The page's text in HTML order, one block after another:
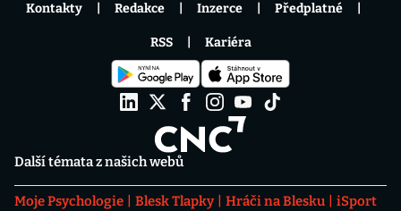
Další témata z našich webů
Moje Psychologie Blesk Tlapky Hráči na Blesku
iSport
Kontakty Redakce Inzerce Předplatné
RSS Kariéra